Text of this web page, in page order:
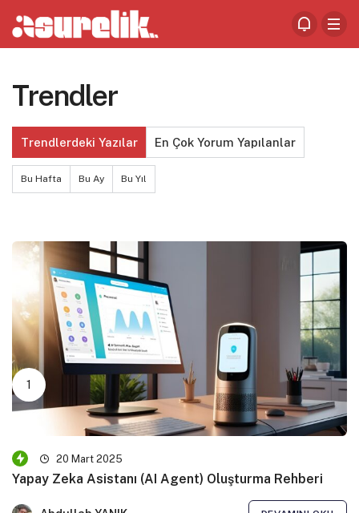
Trendler
Trendlerdeki Yazılar En Çok Yorum Yapılanlar
Bu Hafta Bu Ay Bu Yıl
20 Mart 2025
Yapay Zeka Asistanı (AI Agent) Oluşturma Rehberi